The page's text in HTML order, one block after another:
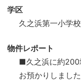
学区
久之浜第一小学
物件レポート
■久之浜に約200
お預かりしまし